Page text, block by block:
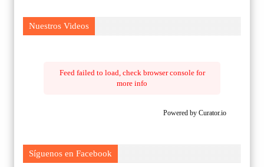
Nuestros Videos
Feed failed to load, check browser console for
more info
Powered by Curator.io
Síguenos en Facebook